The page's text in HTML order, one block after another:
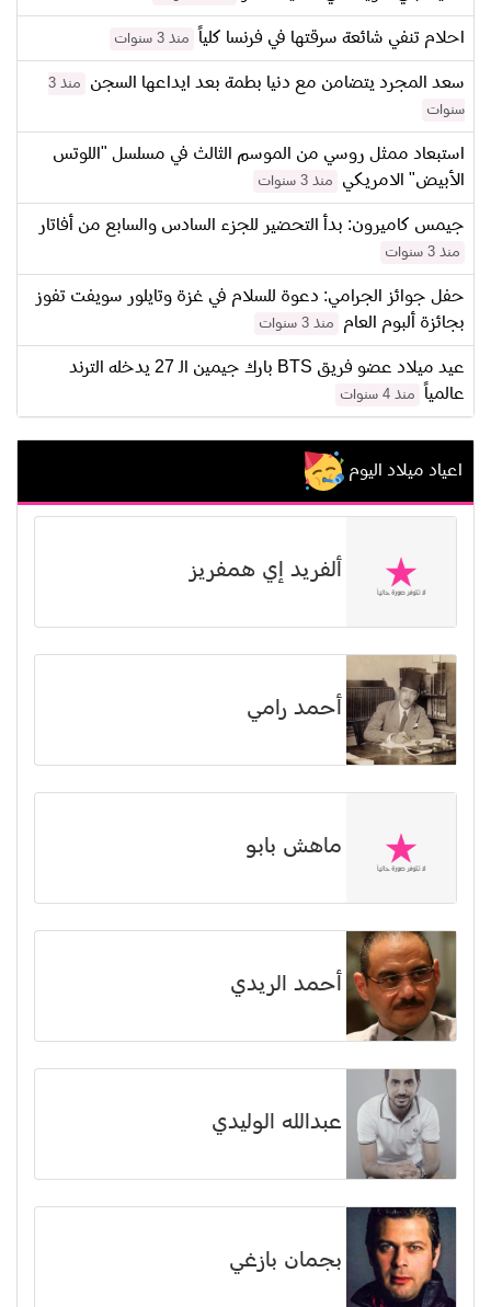
احلام تنفي شائعة سرقتها في فرنسا كلياً منذ 3 سنوات
سعد المجرد يتضامن مع دنيا بطمة بعد ايداعها السجن
منذ 3
سنوات
استبعاد ممثل روسي من الموسم الثالث في مسلسل "اللوتس
الأبيض" الامريكي
منذ 3 سنوات
جيمس كاميرون: بدأ التحضير للجزء السادس والسابع من أفاتار
منذ 3 سنوات
حفل جوائز الجرامي: دعوة للسلام في غزة وتايلور سويفت تفوز
بجائزة ألبوم العام
منذ 3 سنوات
عيد ميلاد عضو فريق BTS بارك جيمين الـ 27 يدخله الترند
عالمياً
منذ 4 سنوات
اعياد ميلاد اليوم
ألفريد إي همفريز
أحمد رامي
ماهش بابو
أحمد الريدي
عبدالله الوليدي
بجمان بازغي